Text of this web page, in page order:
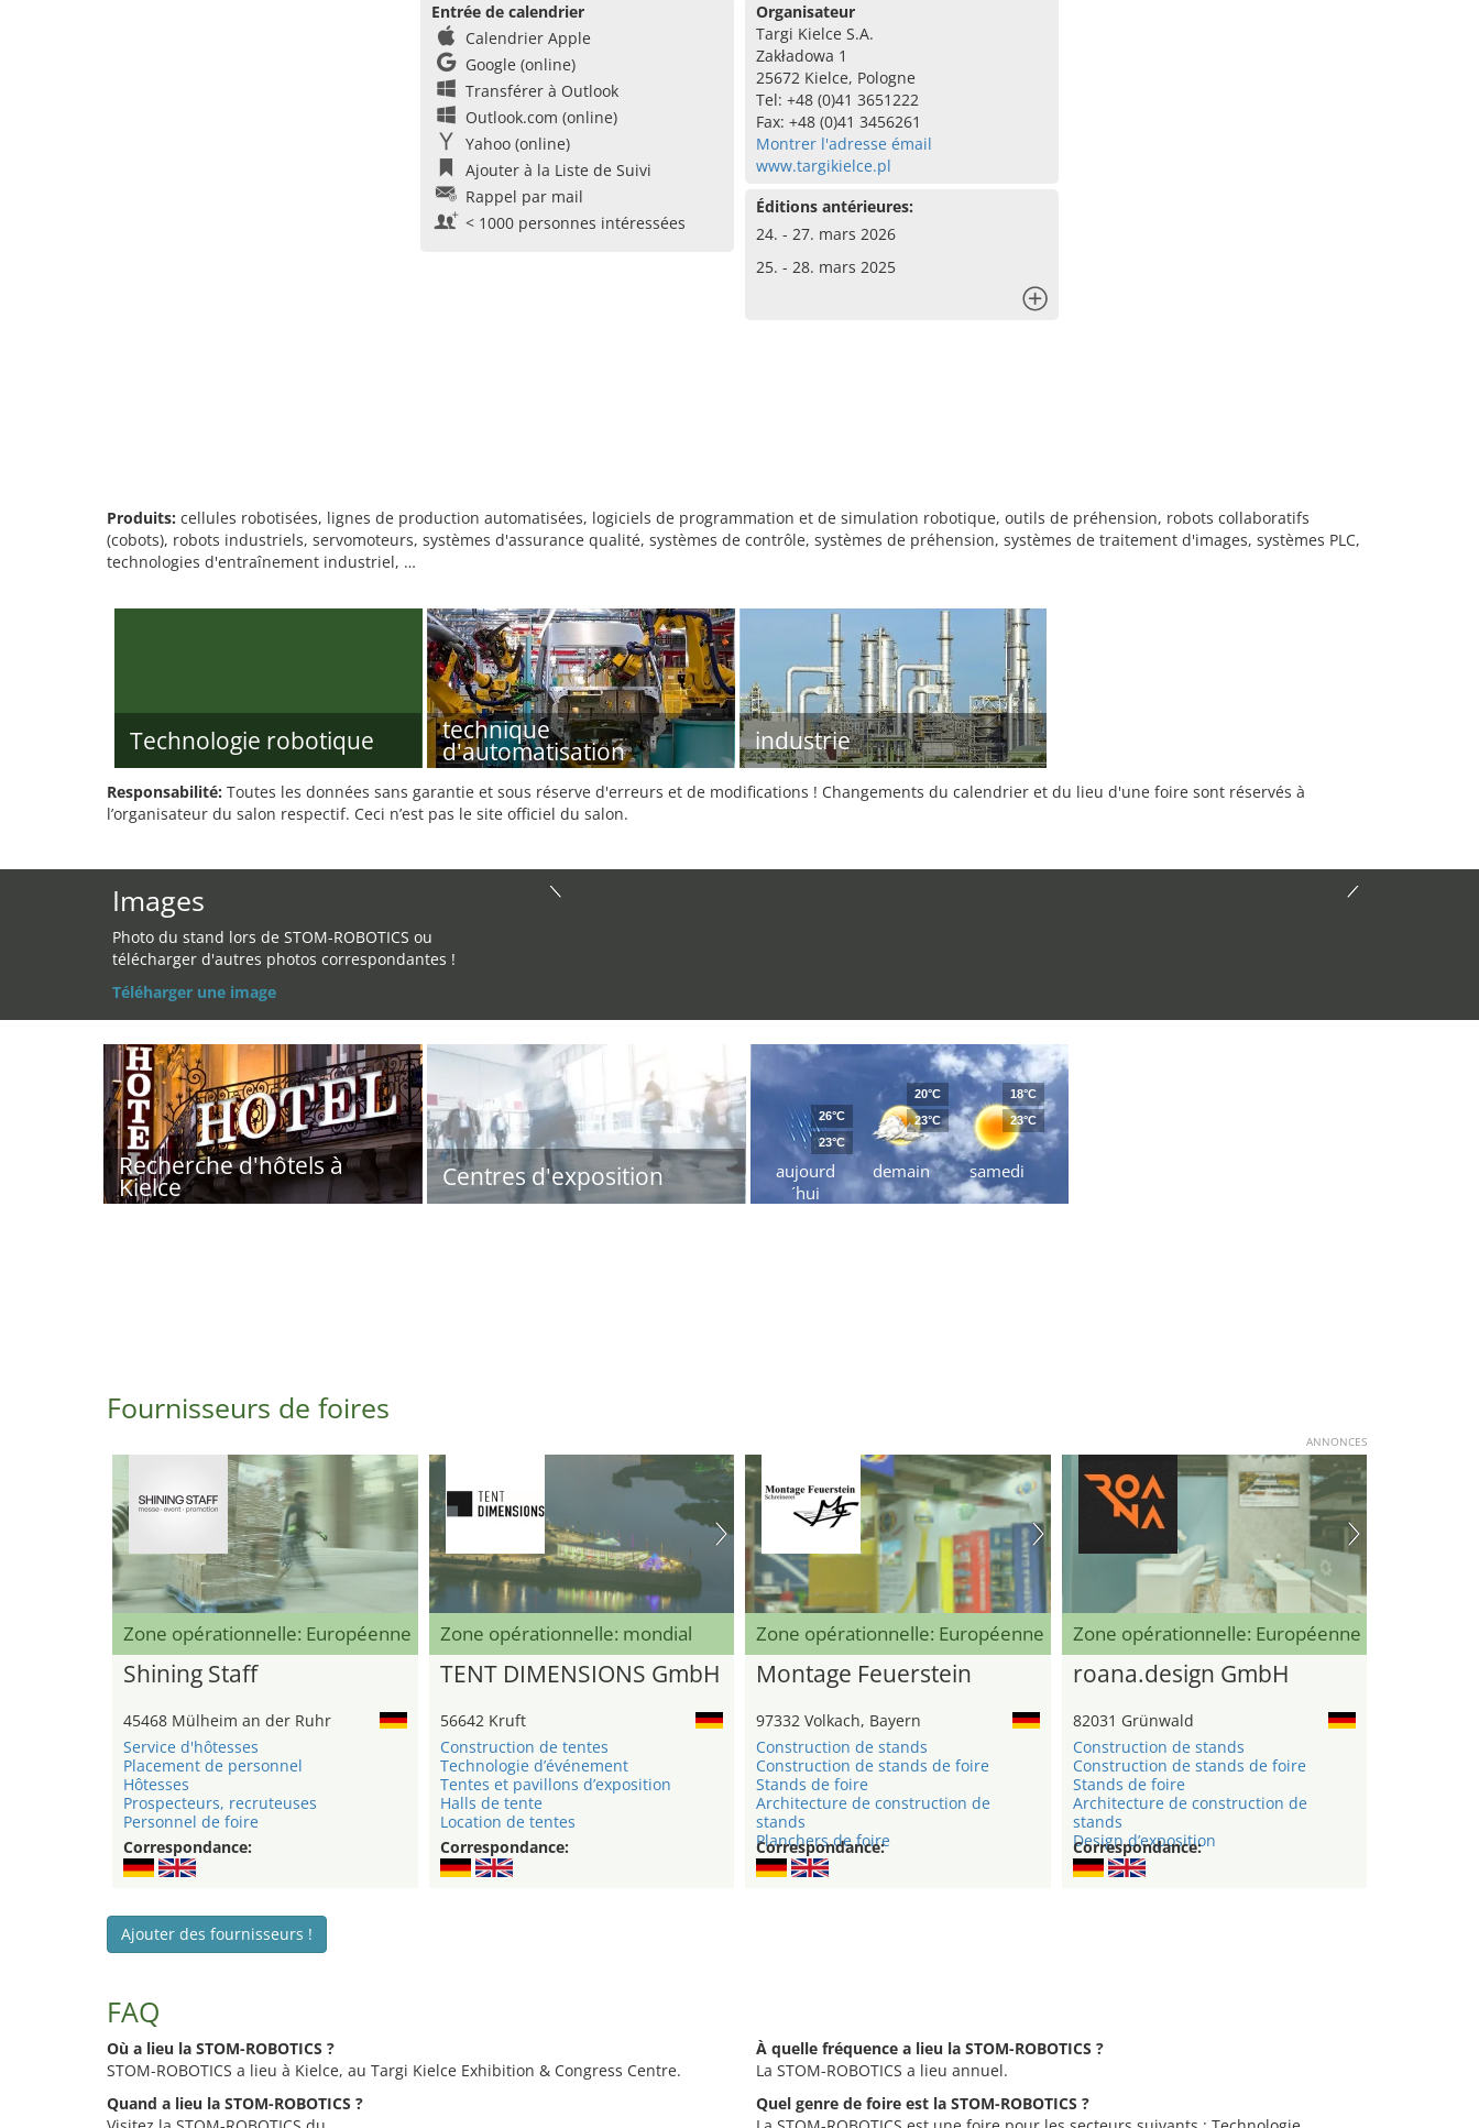
Entrée de calendrier
Calendrier Apple
Google (online)
Transférer à Outlook
Outlook.com (online)
Yahoo (online)
Ajouter à la Liste de Suivi
Rappel par mail
< 1000 personnes intéressées
Organisateur
Targi Kielce S.A.
Zakładowa 1
25672 Kielce, Pologne
Tel: +48 (0)41 3651222
Fax: +48 (0)41 3456261
Montrer l'adresse émail
www.targikielce.pl
Éditions antérieures:
24. - 27. mars 2026
25. - 28. mars 2025
Produits: cellules robotisées, lignes de production automatisées, logiciels de programmation et de simulation robotique, outils de préhension, robots collaboratifs
(cobots), robots industriels, servomoteurs, systèmes d'assurance qualité, systèmes de contrôle, systèmes de préhension, systèmes de traitement d'images, systèmes PLC,
technologies d'entraînement industriel, …
Technologie robotique technique
d'automatisation industrie
Responsabilité: Toutes les données sans garantie et sous réserve d'erreurs et de modifications ! Changements du calendrier et du lieu d'une foire sont réservés à
l’organisateur du salon respectif. Ceci n’est pas le site officiel du salon.
Images
Photo du stand lors de STOM-ROBOTICS ou
télécharger d'autres photos correspondantes !
Téléharger une image
Recherche d'hôtels à
Kielce Centres d'exposition
aujourd
´hui
26°C
23°C
demain
20°C
23°C
samedi
18°C
23°C
Fournisseurs de foires
ANNONCES
Zone opérationnelle: Européenne
Shining Staff
45468 Mülheim an der Ruhr
Service d'hôtesses
Placement de personnel
Hôtesses
Prospecteurs, recruteuses
Personnel de foire
Correspondance:
Zone opérationnelle: mondial
TENT DIMENSIONS GmbH
56642 Kruft
Construction de tentes
Technologie d’événement
Tentes et pavillons d’exposition
Halls de tente
Location de tentes
Correspondance:
Zone opérationnelle: Européenne
Montage Feuerstein
97332 Volkach, Bayern
Construction de stands
Construction de stands de foire
Stands de foire
Architecture de construction de
stands
Planchers de foire
Correspondance:
Zone opérationnelle: Européenne
roana.design GmbH
82031 Grünwald
Construction de stands
Construction de stands de foire
Stands de foire
Architecture de construction de
stands
Design d’exposition
Correspondance:
Ajouter des fournisseurs !
FAQ
Où a lieu la STOM-ROBOTICS ?
STOM-ROBOTICS a lieu à Kielce, au Targi Kielce Exhibition & Congress Centre.
Quand a lieu la STOM-ROBOTICS ?
À quelle fréquence a lieu la STOM-ROBOTICS ?
La STOM-ROBOTICS a lieu annuel.
Quel genre de foire est la STOM-ROBOTICS ?